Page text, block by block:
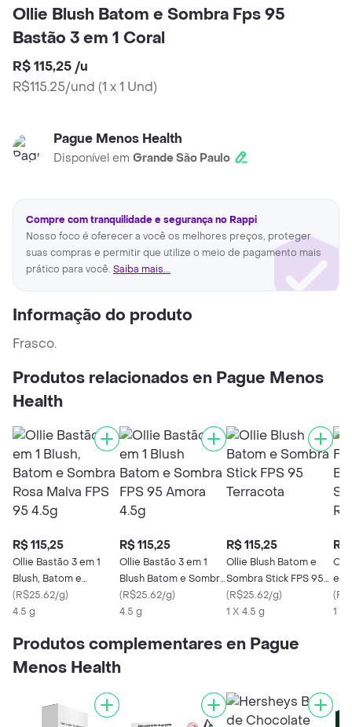
Ollie Blush Batom e Sombra Fps 95
Bastão 3 em 1 Coral
R$ 115,25 /u
R$115.25/und (1 x 1 Und)
Pague Menos Health
Disponível em Grande São Paulo
Compre com tranquilidade e segurança no Rappi
Nosso foco é oferecer a você os melhores preços, proteger
suas compras e permitir que utilize o meio de pagamento mais
prático para você. Saiba mais...
Informação do produto
Frasco.
Produtos relacionados en Pague Menos
Health
R$ 115,25
Ollie Bastão 3 em 1
Blush, Batom e
Sombra Rosa Malva
FPS 95 4.5g
(R$25.62/g)
4.5 g
R$ 115,25
Ollie Bastão 3 em 1
Blush Batom e Sombra
FPS 95 Amora 4.5g
(R$25.62/g)
4.5 g
R$ 115,25
Ollie Blush Batom e
Sombra Stick FPS 95
Terracota
(R$25.62/g)
1 X 4.5 g
R$
em
(
1 X
Produtos complementares en Pague
Menos Health